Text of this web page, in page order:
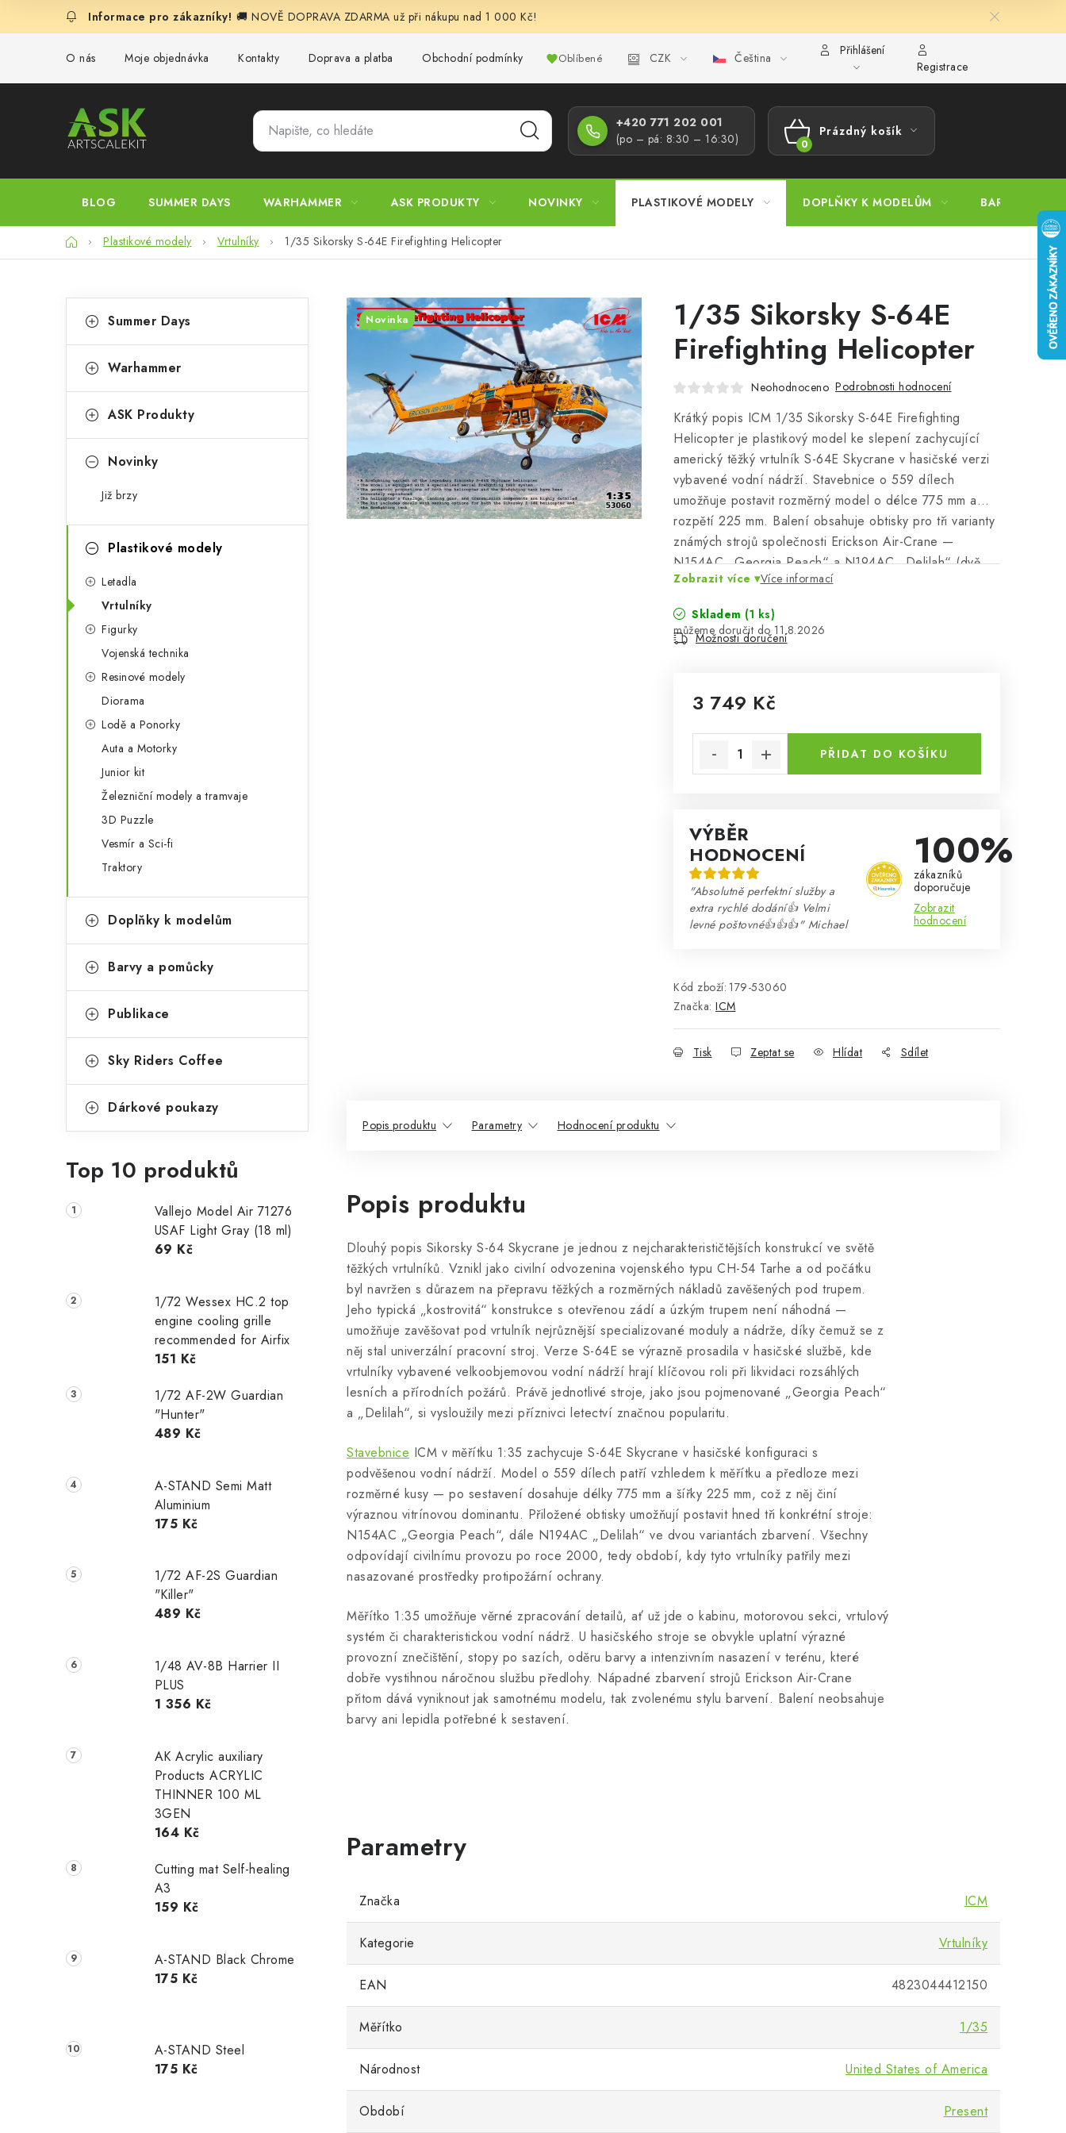
🚚 NOVĚ DOPRAVA ZDARMA už při nákupu nad 1 000 Kč!
O nás Moje objednávka Kontakty Doprava a platba Obchodní podmínky Podmínky ochrany osobních údajů Reklamační řád Velkoobchod (B2B)
Oblíbené CZK Čeština
Přihlášení
Registrace
+420 771 202 001​
(po – pá: 8:30 – 16:30)
NÁKUPNÍ
Prázdný košík
BLOG SUMMER DAYS WARHAMMER ASK PRODUKTY NOVINKY PLASTIKOVÉ MODELY DOPLŇKY K MODELŮM BARVY A
DomůPlastikové modely Vrtulníky 1/35 Sikorsky S-64E Firefighting Helicopter
o
t
r
n
a
kategorie
a
e
o
e
Summer Days
Warhammer
ASK Produkty
Novinky
Již brzy
Plastikové modely
Letadla
Vrtulníky
Figurky
Vojenská technika
Resinové modely
Diorama
Lodě a Ponorky
Auta a Motorky
Junior kit
Železniční modely a tramvaje
3D Puzzle
Vesmír a Sci-fi
Traktory
Doplňky k modelům
Barvy a pomůcky
Publikace
Sky Riders Coffee
Dárkové poukazy
Top 10 produktů
Vallejo Model Air 71276
USAF Light Gray (18 ml)
69 Kč
1/72 Wessex HC.2 top
engine cooling grille
recommended for Airfix
151 Kč
1/72 AF-2W Guardian
"Hunter"
489 Kč
A-STAND Semi Matt
Aluminium
175 Kč
1/72 AF-2S Guardian
"Killer"
489 Kč
1/48 AV-8B Harrier II
PLUS
1 356 Kč
AK Acrylic auxiliary
Products ACRYLIC
THINNER 100 ML
3GEN
164 Kč
Cutting mat Self-healing
A3
159 Kč
A-STAND Black Chrome
175 Kč
A-STAND Steel
175 Kč
1/35 Sikorsky S-64E
Firefighting Helicopter
Neohodnoceno Podrobnosti hodnocení
Krátký popis ICM 1/35 Sikorsky S-64E Firefighting
Helicopter je plastikový model ke slepení zachycující
americký těžký vrtulník S-64E Skycrane v hasičské verzi
vybavené vodní nádrží. Stavebnice o 559 dílech
umožňuje postavit rozměrný model o délce 775 mm a
rozpětí 225 mm. Balení obsahuje obtisky pro tři varianty
známých strojů společnosti Erickson Air-Crane —
N154AC „Georgia Peach“ a N194AC „Delilah“ (dvě
verze zbarvení) z období po roce 2000. Balení
neobsahuje barvy ani lepidla potřebné k sestavení.
Zobrazit více Více informací
Skladem (1 ks)
11.8.2026
Možnosti doručení
3 749 Kč
PŘIDAT DO KOŠÍKU
VÝBĚR
HODNOCENÍ
"Absolutně perfektní služby a
extra rychlé dodání👍 Velmi
levné poštovné👍👍👍" Michael
100%
zákazníků
doporučuje
Zobrazit
hodnocení
Kód zboží: 179-53060
Značka: ICM
Tisk Zeptat se Hlídat Sdílet
Novinka
Popis produktu Parametry Hodnocení produktu
Popis produktu
Dlouhý popis Sikorsky S-64 Skycrane je jednou z nejcharakterističtějších konstrukcí ve světě
těžkých vrtulníků. Vznikl jako civilní odvozenina vojenského typu CH-54 Tarhe a od počátku
byl navržen s důrazem na přepravu těžkých a rozměrných nákladů zavěšených pod trupem.
Jeho typická „kostrovitá“ konstrukce s otevřenou zádí a úzkým trupem není náhodná —
umožňuje zavěšovat pod vrtulník nejrůznější specializované moduly a nádrže, díky čemuž se z
něj stal univerzální pracovní stroj. Verze S-64E se výrazně prosadila v hasičské službě, kde
vrtulníky vybavené velkoobjemovou vodní nádrží hrají klíčovou roli při likvidaci rozsáhlých
lesních a přírodních požárů. Právě jednotlivé stroje, jako jsou pojmenované „Georgia Peach“
a „Delilah“, si vysloužily mezi příznivci letectví značnou popularitu.
Stavebnice ICM v měřítku 1:35 zachycuje S-64E Skycrane v hasičské konfiguraci s
podvěšenou vodní nádrží. Model o 559 dílech patří vzhledem k měřítku a předloze mezi
rozměrné kusy — po sestavení dosahuje délky 775 mm a šířky 225 mm, což z něj činí
výraznou vitrínovou dominantu. Přiložené obtisky umožňují postavit hned tři konkrétní stroje:
N154AC „Georgia Peach“, dále N194AC „Delilah“ ve dvou variantách zbarvení. Všechny
odpovídají civilnímu provozu po roce 2000, tedy období, kdy tyto vrtulníky patřily mezi
nasazované prostředky protipožární ochrany.
Měřítko 1:35 umožňuje věrné zpracování detailů, ať už jde o kabinu, motorovou sekci, vrtulový
systém či charakteristickou vodní nádrž. U hasičského stroje se obvykle uplatní výrazné
provozní znečištění, stopy po sazích, oděru barvy a intenzivním nasazení v terénu, které
dobře vystihnou náročnou službu předlohy. Nápadné zbarvení strojů Erickson Air-Crane
přitom dává vyniknout jak samotnému modelu, tak zvolenému stylu barvení. Balení neobsahuje
barvy ani lepidla potřebné k sestavení.
Značka ICM
Kategorie Vrtulníky
EAN 4823044412150
Měřítko 1/35
Národnost United States of America
Období Present